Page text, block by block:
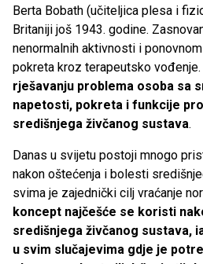
Berta Bobath (učiteljica plesa i
Britaniji još 1943. godine.
nenormalnih aktivnosti i
pokreta kroz terapeutsko
rješavanju problema osoba sa
napetosti, pokreta i funkcije
središnjega živčanog sustava.
Danas u svijetu postoji mnogo
nakon oštećenja i bolesti
svima je zajednički cilj vraćanje
koncept najčešće se koristi
središnjega živčanog sustava,
u svim slučajevima gdje je